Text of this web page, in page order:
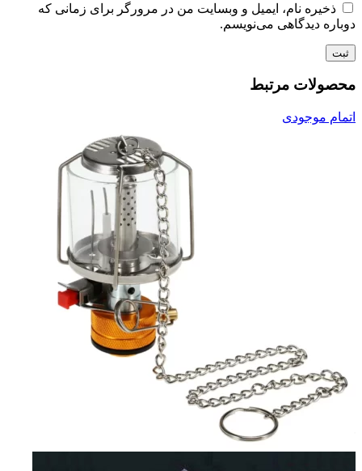
ذخیره نام، ایمیل و وبسایت من در مرورگر برای زمانی که
دوباره دیدگاهی می‌نویسم.
محصولات مرتبط
اتمام موجودی